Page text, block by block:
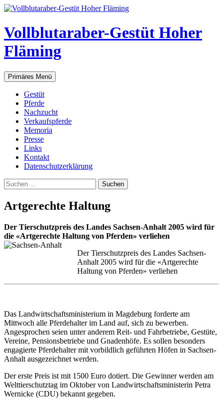
Vollblutaraber-Gestüt Hoher
Fläming
Suchen
Primäres Menü Zum
Inhalt
Gestüt
Pferde
Nachzucht
Verkaufspferde
Memoria
Presse
Links
Kontakt
Datenschutzerklärung
Suchen
nach:
Artgerechte Haltung
Der Tierschutzpreis des Landes Sachsen-Anhalt 2005 wird für
die «Artgerechte Haltung von Pferden» verliehen
Der Tierschutzpreis des Landes Sachsen-
Anhalt 2005 wird für die «Artgerechte
Haltung von Pferden» verliehen
Das Landwirtschaftsministerium in Magdeburg forderte am
Mittwoch alle Pferdehalter im Land auf, sich zu bewerben.
Angesprochen seien unter anderem Reit- und Fahrbetriebe, Gestüte,
Vereine, Pensionsbetriebe und Gnadenhöfe. Es sollen besonders
engagierte Pferdehalter mit vorbildlich geführten Höfen in Sachsen-
Anhalt ausgezeichnet werden.
Der erste Preis ist mit 1500 Euro dotiert. Die Gewinner werden am
Welttierschutztag im Oktober von Landwirtschaftsministerin Petra
Wernicke (CDU) bekannt gegeben.